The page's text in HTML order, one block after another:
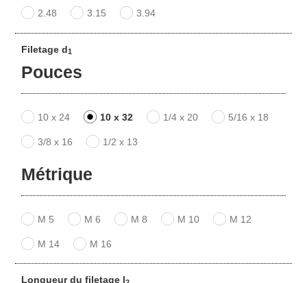
2.48 3.15 3.94
Filetage d1
Pouces
10 x 24 10 x 32 1/4 x 20 5/16 x 18
3/8 x 16 1/2 x 13
Métrique
M 5 M 6 M 8 M 10 M 12
M 14 M 16
Longueur du filetage l